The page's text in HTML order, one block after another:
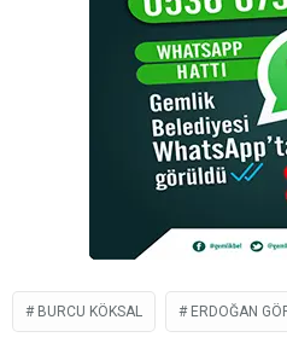
BURCU KÖKSAL ERDOĞAN